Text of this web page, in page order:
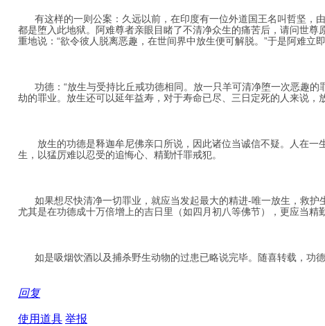
有这样的一则公案：久远以前，在印度有一位外道国王名叫哲坚，
都是堕入此地狱。阿难尊者亲眼目睹了不清净众生的痛苦后，请问世尊
重地说：“欲令彼人脱离恶趣，在世间界中放生便可解脱。”于是阿难立
功德：“放生与受持比丘戒功德相同。放一只羊可清净堕一次恶趣的
劫的罪业。放生还可以延年益寿，对于寿命已尽、三日定死的人来说
放生的功德是释迦牟尼佛亲口所说，因此诸位当诚信不疑。人在一
生，以猛厉难以忍受的追悔心、精勤忏罪戒犯。
如果想尽快清净一切罪业，就应当发起最大的精进-唯一放生，救护
尤其是在功德成十万倍增上的吉日里（如四月初八等佛节），更应当精
如是吸烟饮酒以及捕杀野生动物的过患已略说完毕。随喜转载，功德
回复
使用道具 举报